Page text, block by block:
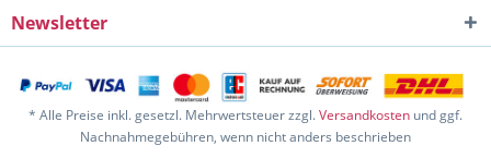
Newsletter
* Alle Preise inkl. gesetzl. Mehrwertsteuer zzgl.Versandkosten und ggf.
Nachnahmegebühren, wenn nicht anders beschrieben